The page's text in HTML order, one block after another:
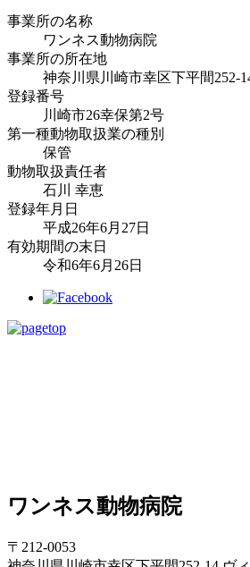
事業所の名称
ワンネス動物病院
事業所の所在地
神奈川県川崎市幸区下平間252-
登録番号
川崎市26幸保第2号
第一種動物取扱業の種別
保管
動物取扱責任者
石川 幸恵
登録年月日
平成26年6月27日
有効期間の末日
令和6年6月26日
ワンネス動物病院
〒212-0053